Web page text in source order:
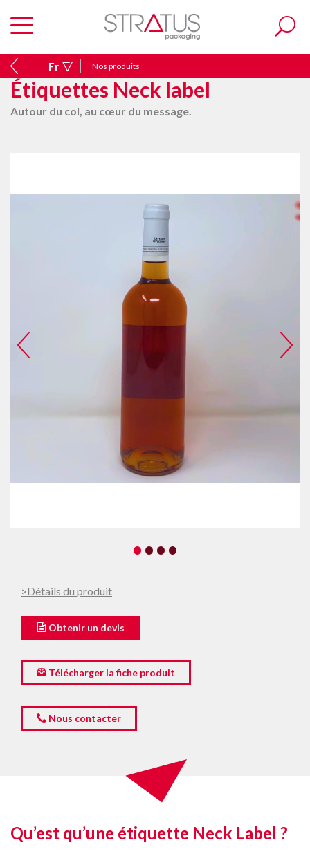
Fr Nos produits
Étiquettes Neck label
Autour du col, au cœur du message.
••••
>Détails du produit
Obtenir un devis
Télécharger la fiche produit
Nous contacter
Qu’est qu’une étiquette Neck Label ?